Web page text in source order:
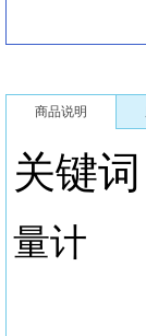
商品说明
关键词
量计